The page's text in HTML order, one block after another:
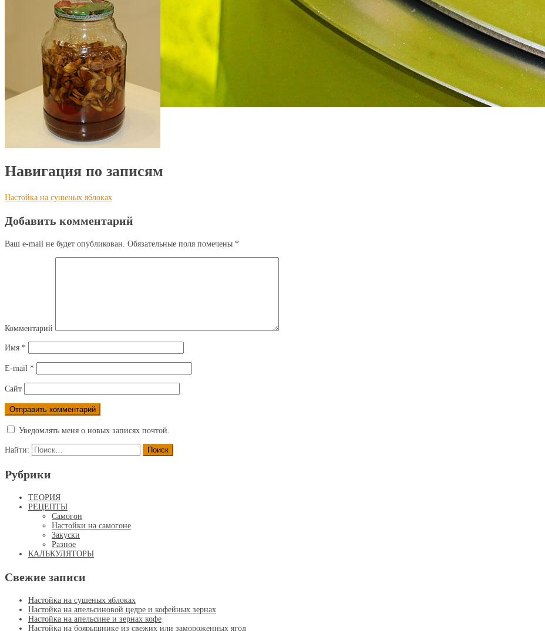
Навигация по записям
Настойка на сушеных яблоках
Добавить комментарий
Ваш e-mail не будет опубликован. Обязательные поля помечены *
Комментарий
Имя *
E-mail *
Сайт
Уведомлять меня о новых записях почтой.
Найти:
Рубрики
ТЕОРИЯ
РЕЦЕПТЫ
Самогон
Настойки на самогоне
Закуски
Разное
КАЛЬКУЛЯТОРЫ
Свежие записи
Настойка на сушеных яблоках
Настойка на апельсиновой цедре и кофейных зернах
Настойка на апельсине и зернах кофе
Настойка на боярышнике из свежих или замороженных ягод